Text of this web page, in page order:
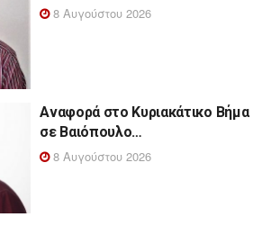
8 Αυγούστου 2026
Αναφορά στο Κυριακάτικο Βήμα
σε Βαιόπουλο…
8 Αυγούστου 2026